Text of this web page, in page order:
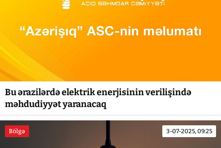
Bu ərazilərdə elektrik enerjisinin verilişində
məhdudiyyət yaranacaq
Bölgə 3-07-2025, 09:25